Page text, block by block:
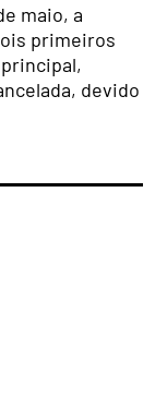
maio, a
primeiros
devido